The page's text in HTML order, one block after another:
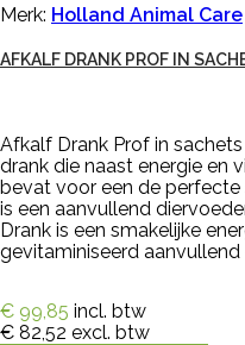
Merk: Holland Animal Care
AFKALF DRANK PROF IN
Afkalf Drank Prof in
drank die naast energie en
bevat voor een de
is een aanvullend
Drank is een smakelijke
gevitaminiseerd
€ 99,85 incl. btw
€ 82,52 excl. btw